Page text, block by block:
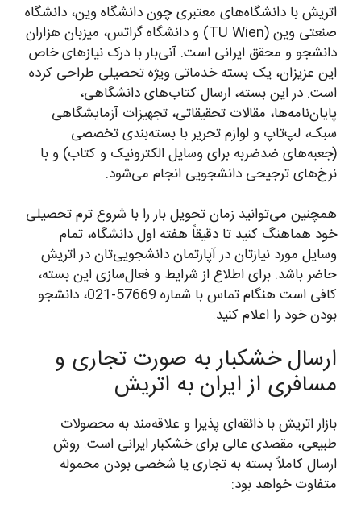
اتریش با دانشگاه‌های معتبری چون دانشگاه وین، دانشگاه
صنعتی وین (TU Wien) و دانشگاه گراتس، میزبان هزاران
دانشجو و محقق ایرانی است. آنی‌بار با درک نیازهای خاص
این عزیزان، یک بسته خدماتی ویژه تحصیلی طراحی کرده
است. در این بسته، ارسال کتاب‌های دانشگاهی،
پایان‌نامه‌ها، مقالات تحقیقاتی، تجهیزات آزمایشگاهی
سبک، لپ‌تاپ و لوازم تحریر با بسته‌بندی تخصصی
(جعبه‌های ضدضربه برای وسایل الکترونیک و کتاب) و با
نرخ‌های ترجیحی دانشجویی انجام می‌شود.
همچنین می‌توانید زمان تحویل بار را با شروع ترم تحصیلی
خود هماهنگ کنید تا دقیقاً هفته اول دانشگاه، تمام
وسایل مورد نیازتان در آپارتمان دانشجویی‌تان در اتریش
حاضر باشد. برای اطلاع از شرایط و فعال‌سازی این بسته،
کافی است هنگام تماس با شماره 57669-021، دانشجو
بودن خود را اعلام کنید.
ارسال خشکبار به صورت تجاری و
مسافری از ایران به اتریش
بازار اتریش با ذائقه‌ای پذیرا و علاقه‌مند به محصولات
طبیعی، مقصدی عالی برای خشکبار ایرانی است. روش
ارسال کاملاً بسته به تجاری یا شخصی بودن محموله
متفاوت خواهد بود: